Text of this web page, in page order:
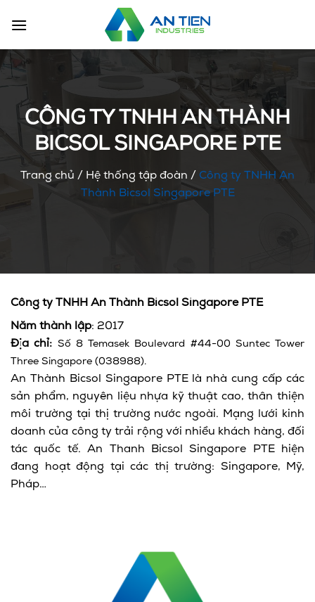
đến
dung
CÔNG TY TNHH AN THÀNH
BICSOL SINGAPORE PTE
Trang chủ / Hệ thống tập đoàn / Công ty TNHH An
Thành Bicsol Singapore PTE
Công ty TNHH An Thành Bicsol Singapore PTE
Năm thành lập: 2017
Địa chỉ: Số 8 Temasek Boulevard #44-00 Suntec Tower
Three Singapore (038988).
An Thành Bicsol Singapore PTE là nhà cung cấp các
sản phẩm, nguyên liệu nhựa kỹ thuật cao, thân thiện
môi trường tại thị trường nước ngoài. Mạng lưới kinh
doanh của công ty trải rộng với nhiều khách hàng, đối
tác quốc tế. An Thanh Bicsol Singapore PTE hiện
đang hoạt động tại các thị trường: Singapore, Mỹ,
Pháp…